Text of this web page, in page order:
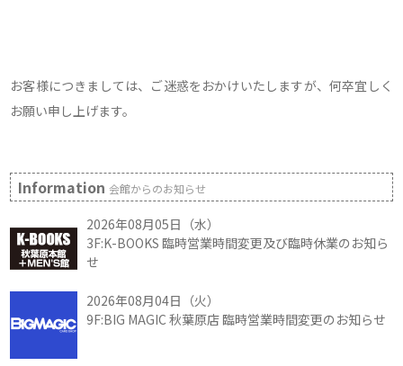
お客様につきましては、ご迷惑をおかけいたしますが、何卒宜しく
お願い申し上げます。
Information会館からのお知らせ
2026年08月05日（水）
3F:K-BOOKS 臨時営業時間変更及び臨時休業のお知ら
せ
2026年08月04日（火）
9F:BIG MAGIC 秋葉原店 臨時営業時間変更のお知らせ